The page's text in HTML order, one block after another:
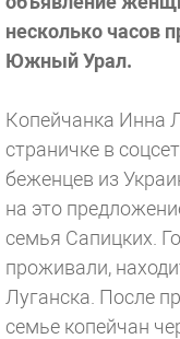
несколько часов
Южный Урал.
Копейчанка Инна
страничке в
беженцев из
на это
семья Сапицких.
проживали,
Луганска. После
семье копейчан